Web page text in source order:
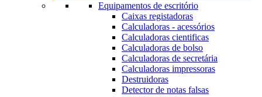
Equipamentos de escritório
Caixas registadoras
Calculadoras - acessórios
Calculadoras cientificas
Calculadoras de bolso
Calculadoras de secretária
Calculadoras impressoras
Destruidoras
Detector de notas falsas